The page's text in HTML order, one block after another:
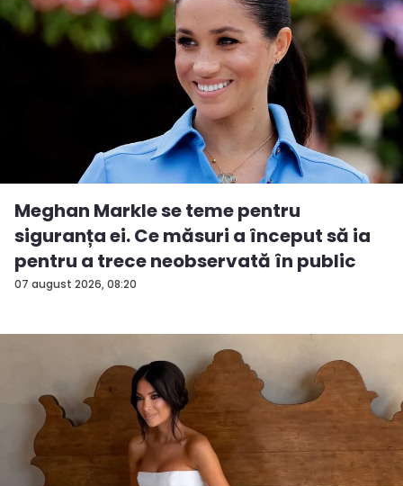
07 august 2026, 08:20
Meghan Markle se teme pentru
siguranța ei. Ce măsuri a început să ia
pentru a trece neobservată în public